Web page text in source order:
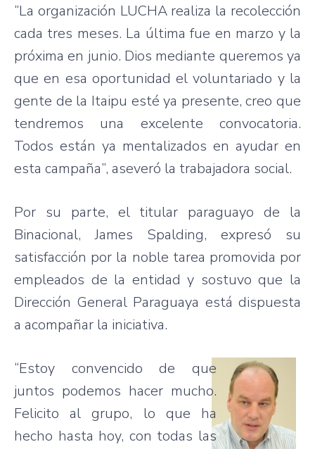
“La organización LUCHA realiza la recolección
cada tres meses. La última fue en marzo y la
próxima en junio. Dios mediante queremos ya
que en esa oportunidad el voluntariado y la
gente de la Itaipu esté ya presente, creo que
tendremos una excelente convocatoria.
Todos están ya mentalizados en ayudar en
esta campaña”, aseveró la trabajadora social.
Por su parte, el titular paraguayo de la
Binacional, James Spalding, expresó su
satisfacción por la noble tarea promovida por
empleados de la entidad y sostuvo que la
Dirección General Paraguaya está dispuesta
a acompañar la iniciativa.
“Estoy convencido de que
juntos podemos hacer mucho.
Felicito al grupo, lo que ha
hecho hasta hoy, con todas las